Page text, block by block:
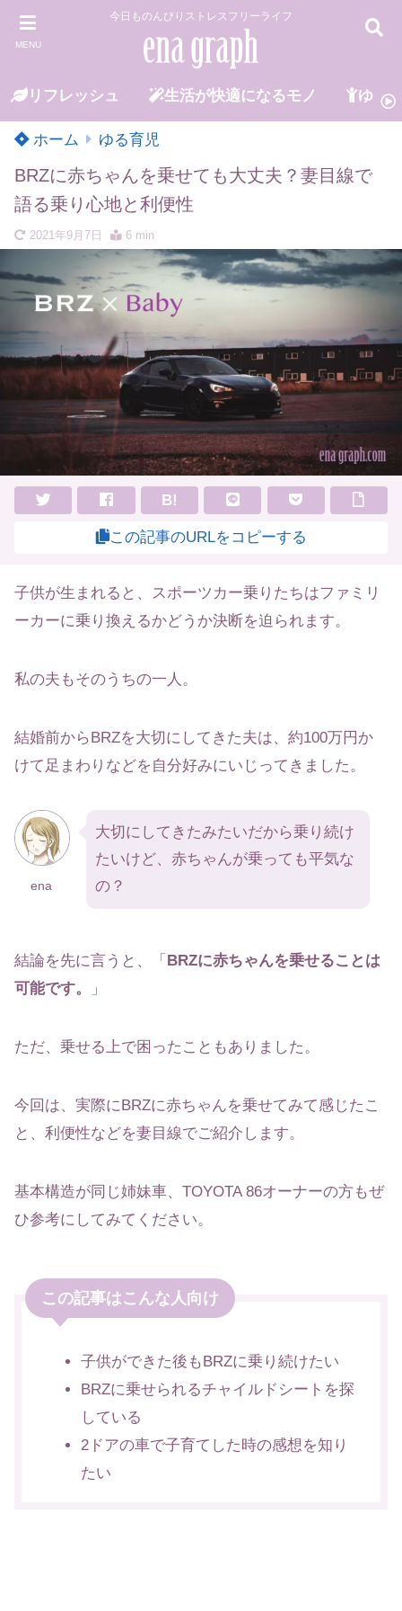
MENU
今日ものんびりストレスフリーライフ
リフレッシュ 生活が快適になるモノ ゆる
ホーム ゆる育児
BRZに赤ちゃんを乗せても大丈夫？妻目線で
語る乗り心地と利便性
2021年9月7日 6 min
B!
この記事のURLをコピーする
子供が生まれると、スポーツカー乗りたちはファミリ
ーカーに乗り換えるかどうか決断を迫られます。
私の夫もそのうちの一人。
結婚前からBRZを大切にしてきた夫は、約100万円か
けて足まわりなどを自分好みにいじってきました。
ena
大切にしてきたみたいだから乗り続け
たいけど、赤ちゃんが乗っても平気な
の？
結論を先に言うと、「 BRZに赤ちゃんを乗せることは
可能です。
」
ただ、乗せる上で困ったこともありました。
今回は、実際にBRZに赤ちゃんを乗せてみて感じたこ
と、利便性などを妻目線でご紹介します。
基本構造が同じ姉妹車、TOYOTA 86オーナーの方もぜ
ひ参考にしてみてください。
この記事はこんな人向け
子供ができた後もBRZに乗り続けたい
BRZに乗せられるチャイルドシートを探
している
2ドアの車で子育てした時の感想を知り
たい